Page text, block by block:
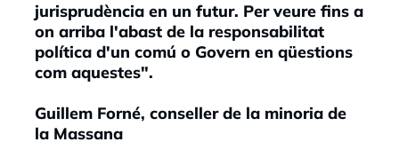
jurisprudència en un futur. Per veure fins a
on arriba l'abast de la responsabilitat
política d'un comú o Govern en qüestions
com aquestes".
Guillem Forné, conseller de la minoria de
la Massana